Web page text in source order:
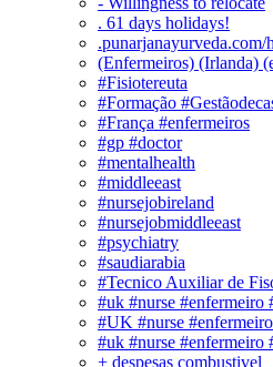
. 61 days holidays!
.punarjanayurveda.com/
(Enfermeiros) (Irlanda)
#Fisiotereuta
#Formação
#França #enfermeiros
#gp #doctor
#mentalhealth
#middleeast
#nursejobireland
#nursejobmiddleeast
#psychiatry
#saudiarabia
#Tecnico Auxiliar de
#uk #nurse #enfermeiro
#UK #nurse
#uk #nurse #enfermeiro
+ despesas combustivel